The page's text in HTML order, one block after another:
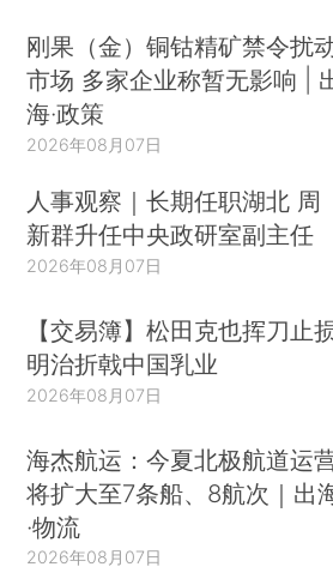
刚果（金）铜钴精矿禁令扰
市场 多家企业称暂无影响 |
海·政策
2026年08月07日
人事观察｜长期任职湖北 周
新群升任中央政研室副主任
2026年08月07日
【交易簿】松田克也挥刀止
明治折戟中国乳业
2026年08月07日
海杰航运：今夏北极航道运
将扩大至7条船、8航次｜出
·物流
2026年08月07日